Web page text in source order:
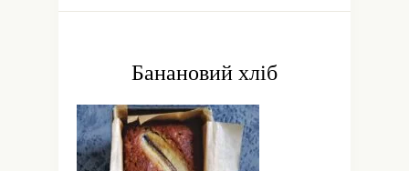
Банановий хліб